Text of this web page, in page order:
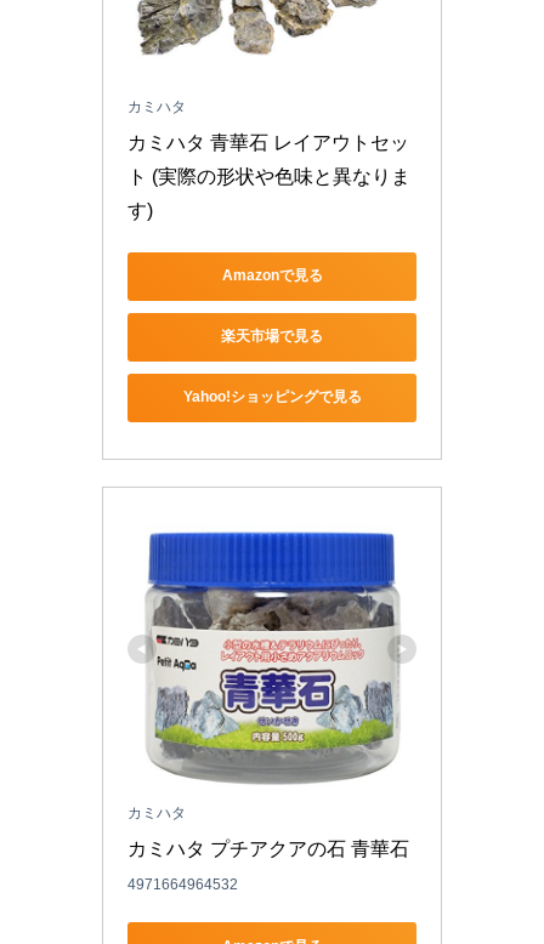
カミハタ
カミハタ 青華石 レイアウトセッ
ト (実際の形状や色味と異なりま
す)
Amazonで見る
楽天市場で見る
Yahoo!ショッピングで見る
カミハタ
カミハタ プチアクアの石 青華石
4971664964532